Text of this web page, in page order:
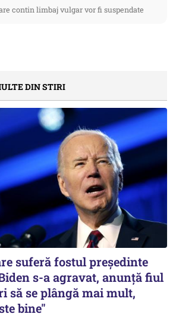
contin limbaj vulgar vor fi suspendate
DIN STIRI
suferă fostul preşedinte
s-a agravat, anunță fiul
să se plângă mai mult,
bine"